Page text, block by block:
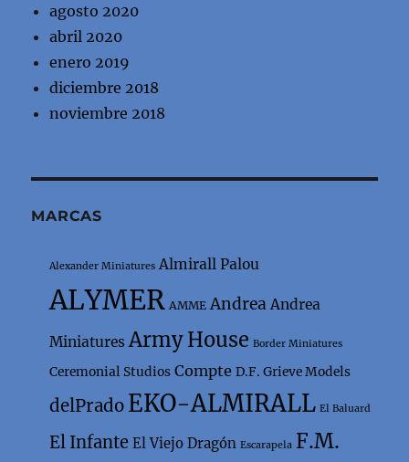
agosto 2020
abril 2020
enero 2019
diciembre 2018
noviembre 2018
MARCAS
Alexander Miniatures Almirall Palou
ALYMER AMME Andrea Andrea
Miniatures Army House Border Miniatures
Ceremonial Studios Compte D.F. Grieve Models
delPrado EKO-ALMIRALL El Baluard
El Infante El Viejo Dragón Escarapela F.M.